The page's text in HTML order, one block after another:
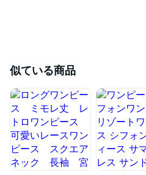
似ている商品